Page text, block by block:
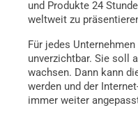
und Produkte 24
weltweit zu
Für jedes
unverzichtbar. Sie soll
wachsen. Dann kann
werden und der
immer weiter